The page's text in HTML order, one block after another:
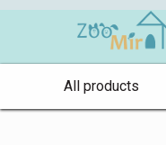
All products